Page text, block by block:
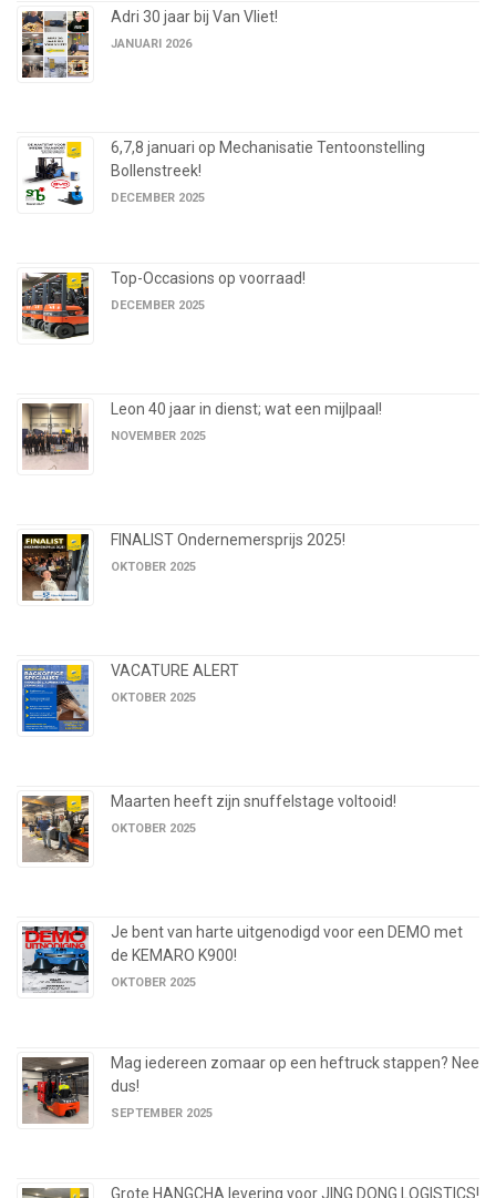
Adri 30 jaar bij Van Vliet!
JANUARI 2026
6,7,8 januari op Mechanisatie Tentoonstelling
Bollenstreek!
DECEMBER 2025
Top-Occasions op voorraad!
DECEMBER 2025
Leon 40 jaar in dienst; wat een mijlpaal!
NOVEMBER 2025
FINALIST Ondernemersprijs 2025!
OKTOBER 2025
VACATURE ALERT
OKTOBER 2025
Maarten heeft zijn snuffelstage voltooid!
OKTOBER 2025
Je bent van harte uitgenodigd voor een DEMO met
de KEMARO K900!
OKTOBER 2025
Mag iedereen zomaar op een heftruck stappen? Nee
dus!
SEPTEMBER 2025
Grote HANGCHA levering voor JING DONG LOGISTICS!